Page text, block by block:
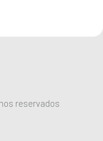
reservados